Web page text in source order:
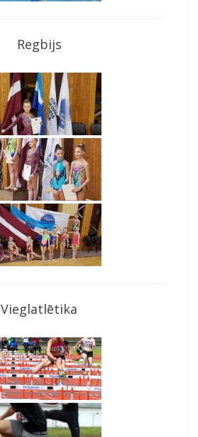
Regbijs
Vieglatlētika